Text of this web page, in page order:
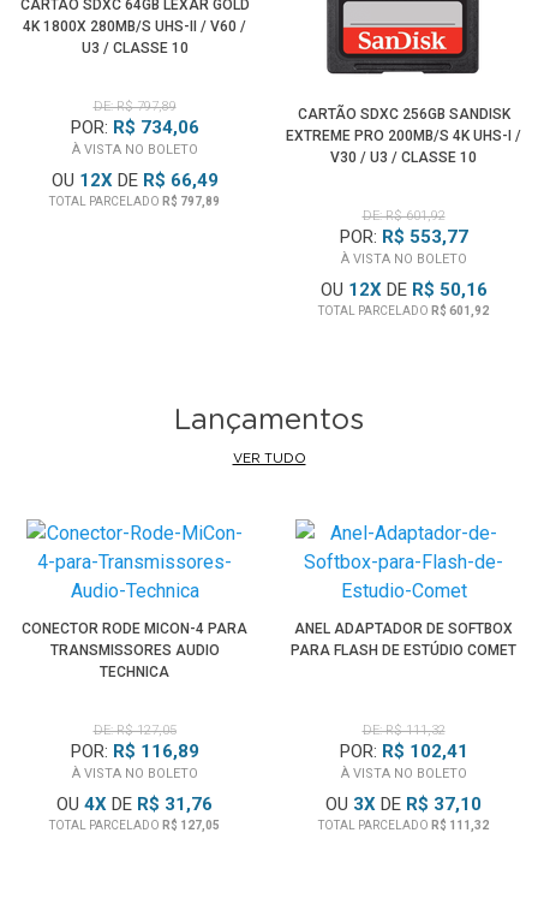
CARTÃO SDXC 64GB LEXAR GOLD
4K 1800X 280MB/S UHS-II / V60 /
U3 / CLASSE 10
DE: R$ 797,89
POR: R$ 734,06
À VISTA NO BOLETO
OU 12XDE R$ 66,49
TOTAL PARCELADO R$ 797,89
CARTÃO SDXC 256GB SANDISK
EXTREME PRO 200MB/S 4K UHS-I /
V30 / U3 / CLASSE 10
DE: R$ 601,92
POR: R$ 553,77
À VISTA NO BOLETO
OU 12XDE R$ 50,16
TOTAL PARCELADO R$ 601,92
Lançamentos
VER TUDO
CONECTOR RODE MICON-4 PARA
TRANSMISSORES AUDIO
TECHNICA
DE: R$ 127,05
POR: R$ 116,89
À VISTA NO BOLETO
OU 4X DE R$ 31,76
TOTAL PARCELADO R$ 127,05
ANEL ADAPTADOR DE SOFTBOX
PARA FLASH DE ESTÚDIO COMET
DE: R$ 111,32
POR: R$ 102,41
À VISTA NO BOLETO
OU 3X DE R$ 37,10
TOTAL PARCELADO R$ 111,32